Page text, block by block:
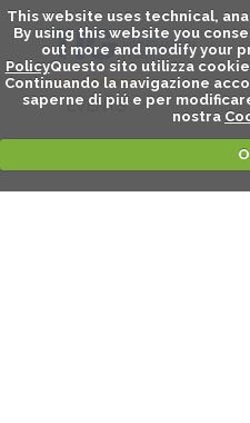
This website uses technical,
By using this website you
out more and modify your
PolicyQuesto sito utilizza
Continuando la navigazione
saperne di piú e per
nostra
EVENTS